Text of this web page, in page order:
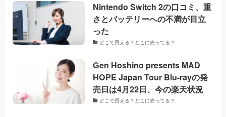
Nintendo Switch 2の口コミ、重
さとバッテリーへの不満が目立
った
どこで買える？どこに売ってる？
Gen Hoshino presents MAD
HOPE Japan Tour Blu-rayの発
売日は4月22日、今の楽天状況
どこで買える？どこに売ってる？